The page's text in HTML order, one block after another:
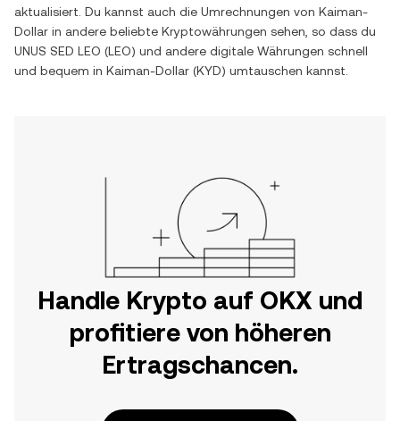
aktualisiert. Du kannst auch die Umrechnungen von Kaiman-
Dollar in andere beliebte Kryptowährungen sehen, so dass du
UNUS SED LEO (LEO) und andere digitale Währungen schnell
und bequem in Kaiman-Dollar (KYD) umtauschen kannst.
Handle Krypto auf OKX und
profitiere von höheren
Ertragschancen.